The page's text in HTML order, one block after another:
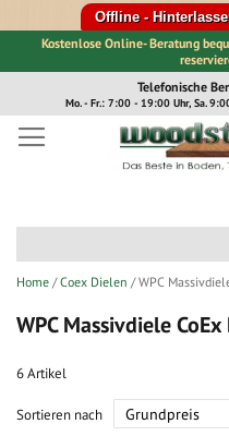
Offline -
Kostenlose Online- Beratung
Inhalt
Telefonische
Mo. - Fr.: 7:00 - 19:00 Uhr, Sa.
Home Coex Dielen WPC
WPC Massivdiele
6Artikel
Sortieren nach